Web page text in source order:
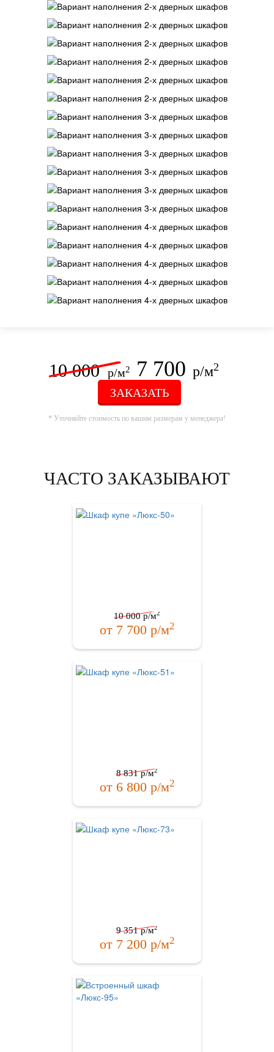
10 000 р/м2 7 700 р/м2
ЗАКАЗАТЬ
* Уточняйте стоимость по вашим размерам у менеджера!
ЧАСТО ЗАКАЗЫВАЮТ
10 000р/м2
от 7 700р/м2
8 831р/м2
от 6 800р/м2
9 351р/м2
от 7 200р/м2